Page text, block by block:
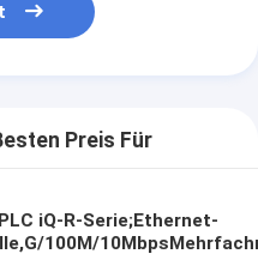
Preis Für
iQ-R-Serie;Ethernet-
100M/